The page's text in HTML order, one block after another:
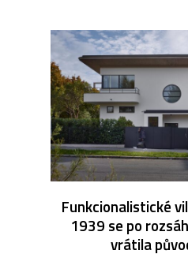
Funkcionalistické
1939 se po
vrátila